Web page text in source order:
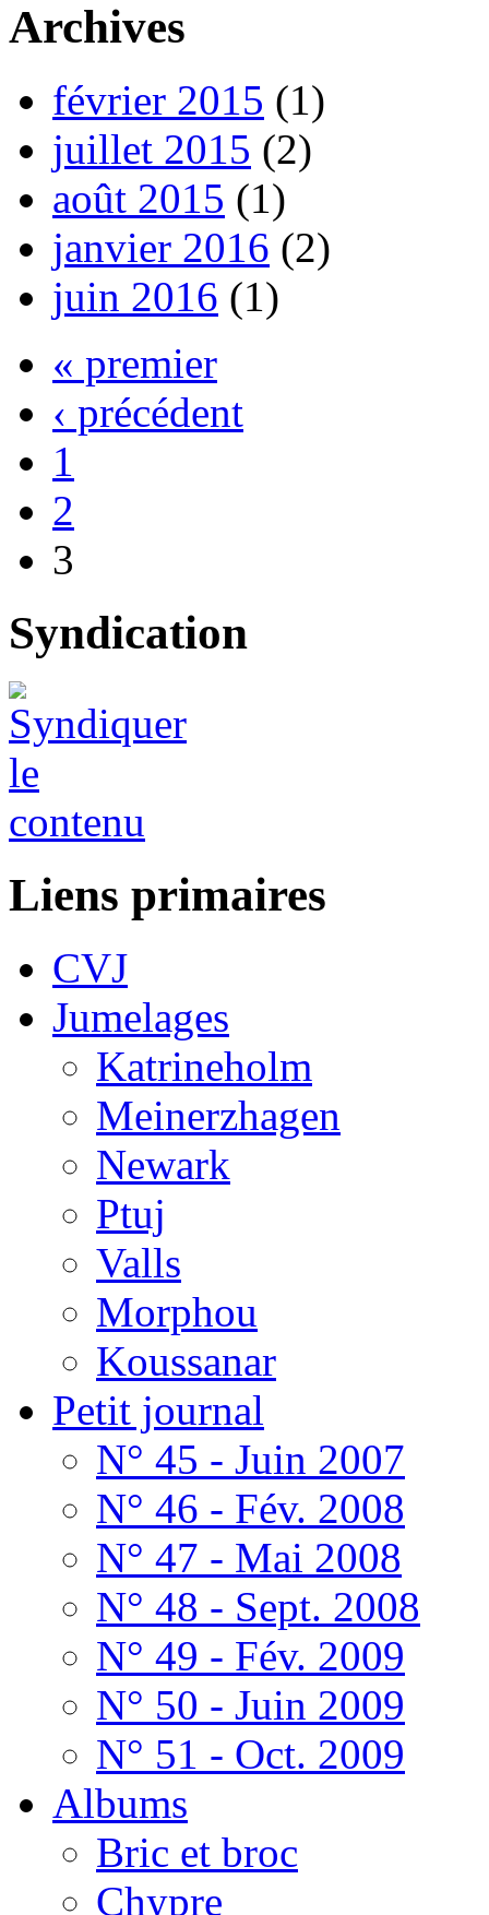
Archives
février 2015 (1)
juillet 2015 (2)
août 2015 (1)
janvier 2016 (2)
juin 2016 (1)
« premier
‹ précédent
1
2
3
Syndication
Liens primaires
CVJ
Jumelages
Katrineholm
Meinerzhagen
Newark
Ptuj
Valls
Morphou
Koussanar
Petit journal
N° 45 - Juin 2007
N° 46 - Fév. 2008
N° 47 - Mai 2008
N° 48 - Sept. 2008
N° 49 - Fév. 2009
N° 50 - Juin 2009
N° 51 - Oct. 2009
Albums
Bric et broc
Chypre